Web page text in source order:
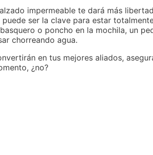
impermeable te dará más
ser la clave para estar
o poncho en la mochila, un
chorreando agua.
en tus mejores aliados,
¿no?